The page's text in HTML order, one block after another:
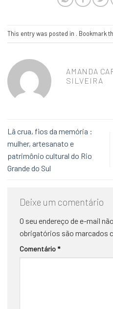
This entry was posted in . Bookmark
AMANDA
SILVEIRA
Lã crua, fios da memória :
mulher, artesanato e
patrimônio cultural do Rio
Grande do Sul
Deixe um comentário
O seu endereço de e-mail
obrigatórios são marcados
Comentário *